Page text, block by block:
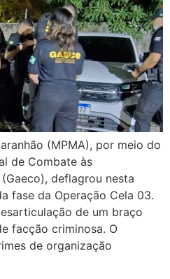
(MPMA), por meio do
de Combate às
deflagrou nesta
fase da Operação Cela 03.
de um braço
facção criminosa. O
de organização